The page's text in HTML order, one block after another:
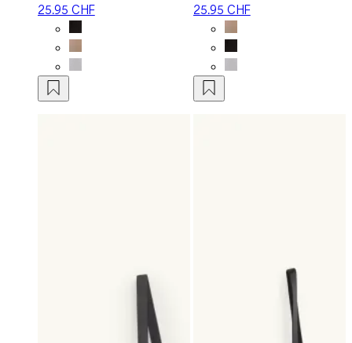
25.95 CHF
25.95 CHF